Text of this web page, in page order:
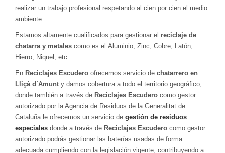
realizar un trabajo profesional respetando al cien por cien el medio
ambiente.
Estamos altamente cualificados para gestionar el reciclaje de
chatarra y metales como es el Aluminio, Zinc, Cobre, Latón,
Hierro, Niquel, etc ..
En Reciclajes Escudero ofrecemos servicio de chatarrero en
Lliçà d´Amunt y damos cobertura a todo el territorio geográfico,
donde también a través de Reciclajes Escudero como gestor
autorizado por la Agencia de Residuos de la Generalitat de
Cataluña le ofrecemos un servicio de gestión de residuos
especiales donde a través de Reciclajes Escudero como gestor
autorizado podrás gestionar las baterías usadas de forma
adecuada cumpliendo con la legislación vigente, contribuyendo a